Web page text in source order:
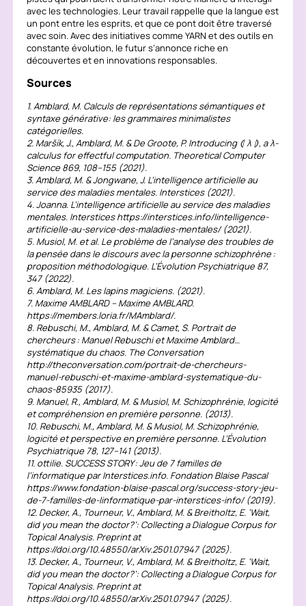
avec les technologies. Leur travail rappelle que la langue est
un pont entre les esprits, et que ce pont doit être traversé
avec soin. Avec des initiatives comme YARN et des outils en
constante évolution, le futur s’annonce riche en
découvertes et en innovations responsables.
Sources
1. Amblard, M. Calculs de représentations sémantiques et
syntaxe générative: les grammaires minimalistes
catégorielles.
2. Maršík, J., Amblard, M. & De Groote, P. Introducing ⦇ λ ⦈, a λ-
calculus for effectful computation. Theoretical Computer
Science 869, 108–155 (2021).
3. Amblard, M. & Jongwane, J. L’intelligence artificielle au
service des maladies mentales. Interstices (2021).
4. Joanna. L’intelligence artificielle au service des maladies
mentales. Interstices https://interstices.info/lintelligence-
artificielle-au-service-des-maladies-mentales/ (2021).
5. Musiol, M. et al. Le problème de l’analyse des troubles de
la pensée dans le discours avec la personne schizophrène :
proposition méthodologique. L’Évolution Psychiatrique 87,
347 (2022).
6. Amblard, M. Les lapins magiciens. (2021).
7. Maxime AMBLARD – Maxime AMBLARD.
https://members.loria.fr/MAmblard/.
8. Rebuschi, M., Amblard, M. & Camet, S. Portrait de
chercheurs : Manuel Rebuschi et Maxime Amblard…
systématique du chaos. The Conversation
http://theconversation.com/portrait-de-chercheurs-
manuel-rebuschi-et-maxime-amblard-systematique-du-
chaos-85935 (2017).
9. Manuel, R., Amblard, M. & Musiol, M. Schizophrénie, logicité
et compréhension en première personne. (2013).
10. Rebuschi, M., Amblard, M. & Musiol, M. Schizophrénie,
logicité et perspective en première personne. L’Évolution
Psychiatrique 78, 127–141 (2013).
11. ottilie. SUCCESS STORY : Jeu de 7 familles de
l’informatique par Interstices.info. Fondation Blaise Pascal
https://www.fondation-blaise-pascal.org/success-story-jeu-
de-7-familles-de-linformatique-par-interstices-info/ (2019).
12. Decker, A., Tourneur, V., Amblard, M. & Breitholtz, E. ‘Wait,
did you mean the doctor?’: Collecting a Dialogue Corpus for
Topical Analysis. Preprint at
https://doi.org/10.48550/arXiv.2501.07947 (2025).
13. Decker, A., Tourneur, V., Amblard, M. & Breitholtz, E. ‘Wait,
did you mean the doctor?’: Collecting a Dialogue Corpus for
Topical Analysis. Preprint at
https://doi.org/10.48550/arXiv.2501.07947 (2025).